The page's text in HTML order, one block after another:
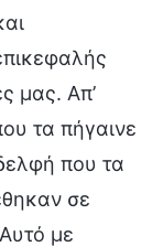
μας. Απ’
τα πήγαινε
που τα
σε
με